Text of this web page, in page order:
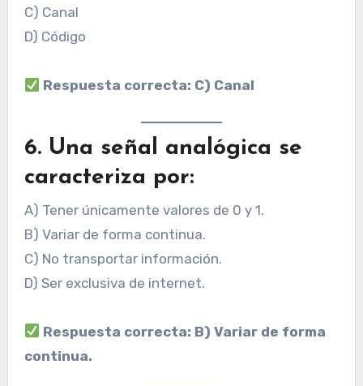
C) Canal
D) Código
Respuesta correcta: C) Canal
6. Una señal analógica se
caracteriza por:
A) Tener únicamente valores de 0 y 1.
B) Variar de forma continua.
C) No transportar información.
D) Ser exclusiva de internet.
Respuesta correcta: B) Variar de forma
continua.